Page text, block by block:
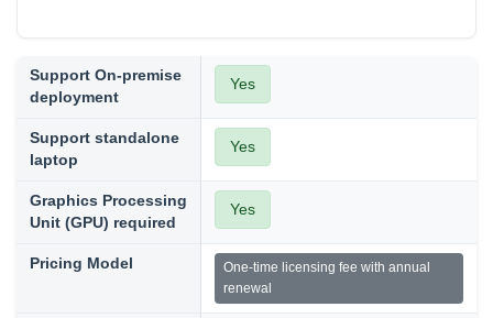
Support On-premise
deployment
Yes
Support standalone
laptop
Yes
Graphics Processing
Unit (GPU) required
Yes
Pricing Model
One-time licensing fee with annual
renewal